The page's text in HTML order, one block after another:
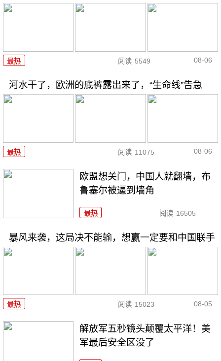
最热 阅读 5549 08-06
河水干了，欧洲的底裤露出来了，“生命线”告急
最热 阅读 11075 08-06
欧盟想关门，中国人就翻墙，布
鲁塞尔被逼到墙角
最热 阅读 16505
暴风来袭，这局决不能输，想赢一定要和中国联手
最热 阅读 15023 08-05
解放军五秒镜头颠覆太平洋！美
军最后安全区没了